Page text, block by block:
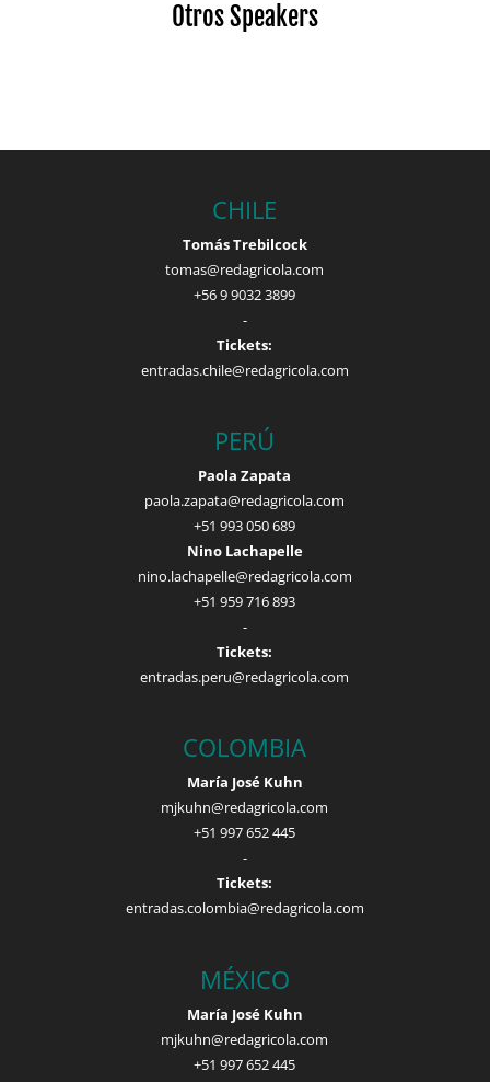
Otros Speakers
CHILE
Tomás Trebilcock
tomas@redagricola.com
+56 9 9032 3899
-
Tickets:
entradas.chile@redagricola.com
PERÚ
Paola Zapata
paola.zapata@redagricola.com
+51 993 050 689
Nino Lachapelle
nino.lachapelle@redagricola.com
+51 959 716 893
-
Tickets:
entradas.peru@redagricola.com
COLOMBIA
María José Kuhn
mjkuhn@redagricola.com
+51 997 652 445
-
Tickets:
entradas.colombia@redagricola.com
MÉXICO
María José Kuhn
mjkuhn@redagricola.com
+51 997 652 445